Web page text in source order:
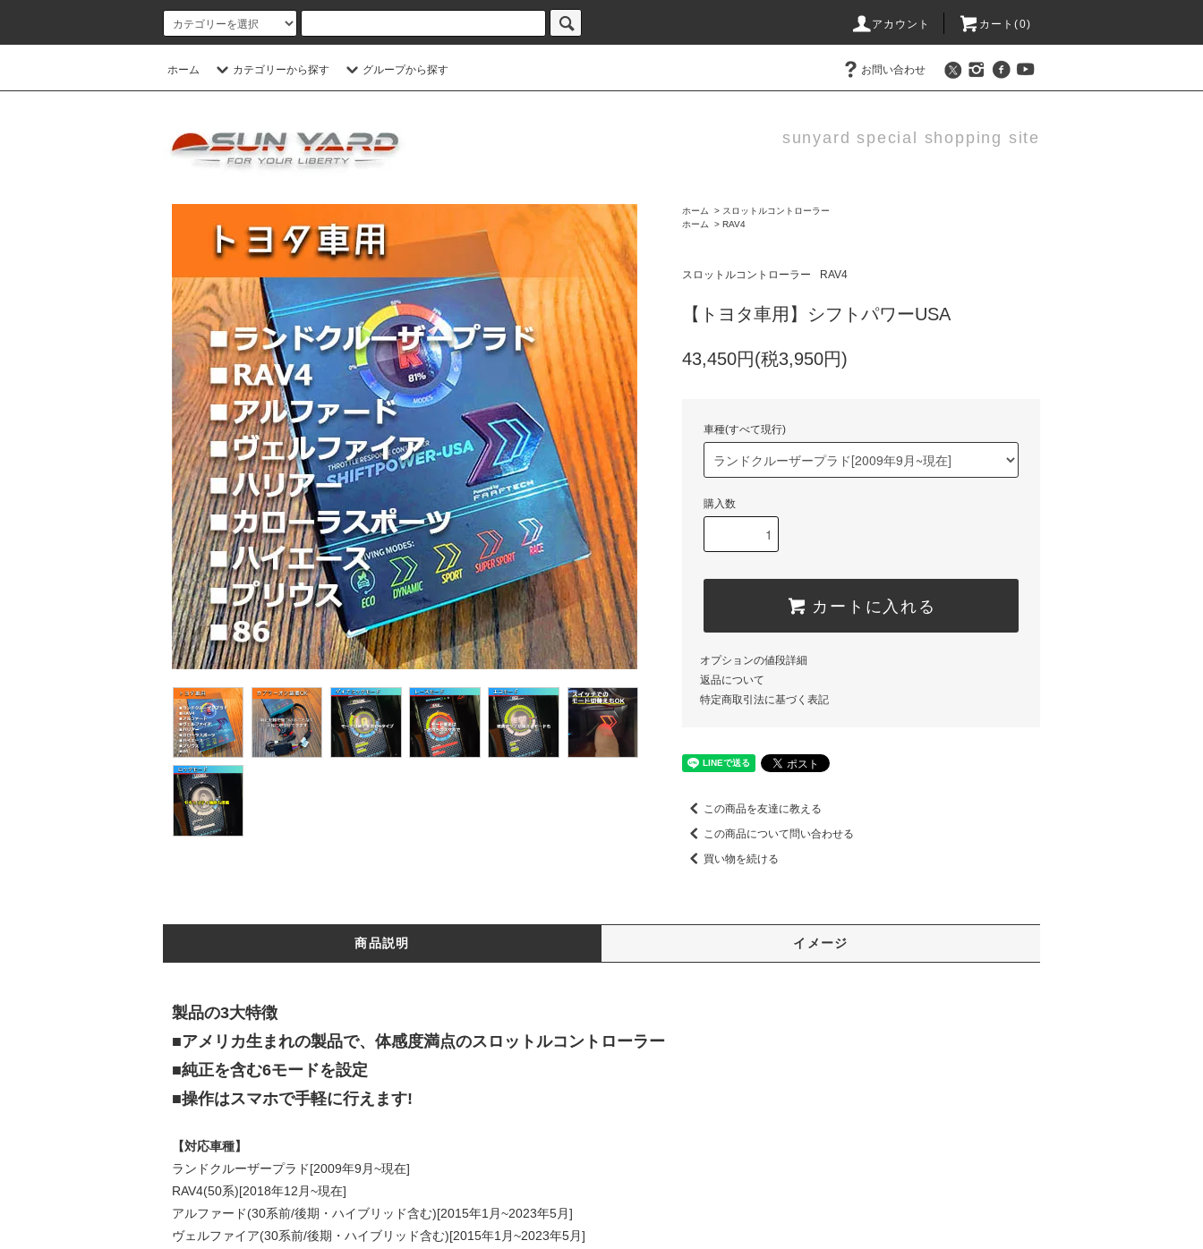
アカウント カート(0)
ホーム カテゴリーから探す グループから探す お問い合わせ
sunyard special shopping site
ホーム > スロットルコントローラー
ホーム
> RAV4
スロットルコントローラー RAV4
【トヨタ車用】シフトパワーUSA
43,450円(税3,950円)
車種(すべて現行)
購入数
カートに入れる
オプションの値段詳細
返品について
特定商取引法に基づく表記
この商品を友達に教える
この商品について問い合わせる
買い物を続ける
商品説明 イメージ
製品の3大特徴
■アメリカ生まれの製品で、体感度満点のスロットルコントローラー
■純正を含む6モードを設定
■操作はスマホで手軽に行えます!
【対応車種】
ランドクルーザープラド[2009年9月~現在]
RAV4(50系)[2018年12月~現在]
アルファード(30系前/後期・ハイブリッド含む)[2015年1月~2023年5月]
ヴェルファイア(30系前/後期・ハイブリッド含む)[2015年1月~2023年5月]